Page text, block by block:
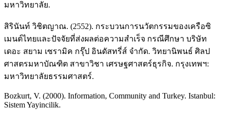
มหาวิทยาลัย.
สิรินันท์ วิชิตญาณ. (2552). กระบวนการนวัตกรรมของเครือซิ
เมนต์ไทยและปัจจัยที่ส่งผลต่อความสำเร็จ กรณีศึกษา บริษัท
เดอะ สยาม เซรามิค กรุ๊ป อินดัสทรี่ส์ จำกัด. วิทยานิพนธ์ ศิลป
ศาสตรมหาบัณฑิต สาขาวิชา เศรษฐศาสตร์ธุรกิจ. กรุงเทพฯ:
มหาวิทยาลัยธรรมศาสตร์.
Bozkurt, V. (2000). Information, Community and Turkey. Istanbul:
Sistem Yayincilik.